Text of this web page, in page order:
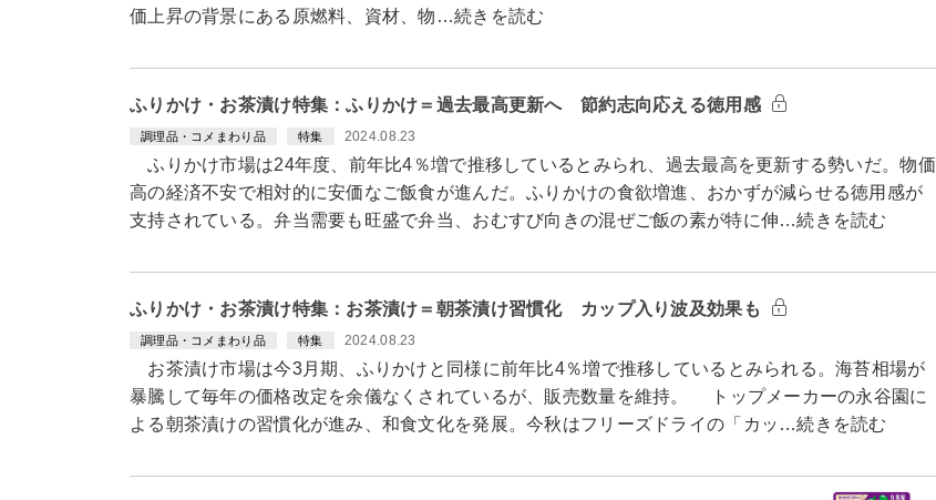
価上昇の背景にある原燃料、資材、物…続きを読む
ふりかけ・お茶漬け特集：ふりかけ＝過去最高更新へ 節約志向応える徳用感
調理品・コメまわり品 特集 2024.08.23
ふりかけ市場は24年度、前年比4％増で推移しているとみられ、過去最高を更新する勢いだ。物価
高の経済不安で相対的に安価なご飯食が進んだ。ふりかけの食欲増進、おかずが減らせる徳用感が
支持されている。弁当需要も旺盛で弁当、おむすび向きの混ぜご飯の素が特に伸…続きを読む
ふりかけ・お茶漬け特集：お茶漬け＝朝茶漬け習慣化 カップ入り波及効果も
調理品・コメまわり品 特集 2024.08.23
お茶漬け市場は今3月期、ふりかけと同様に前年比4％増で推移しているとみられる。海苔相場が
暴騰して毎年の価格改定を余儀なくされているが、販売数量を維持。 トップメーカーの永谷園に
よる朝茶漬けの習慣化が進み、和食文化を発展。今秋はフリーズドライの「カッ…続きを読む